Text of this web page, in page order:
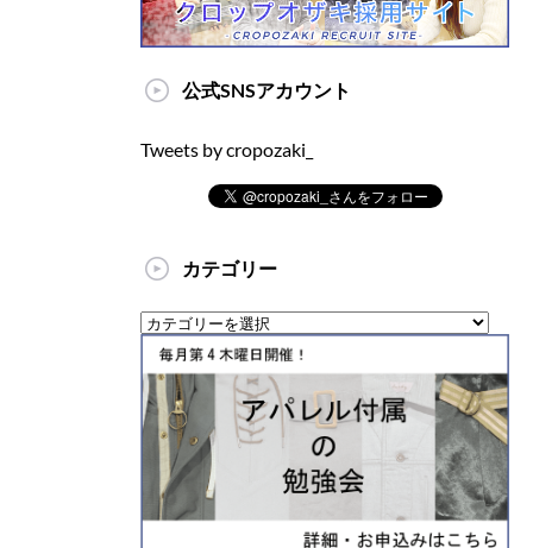
公式SNSアカウント
Tweets by cropozaki_
カテゴリー